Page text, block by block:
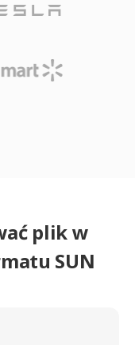
plik w
SUN